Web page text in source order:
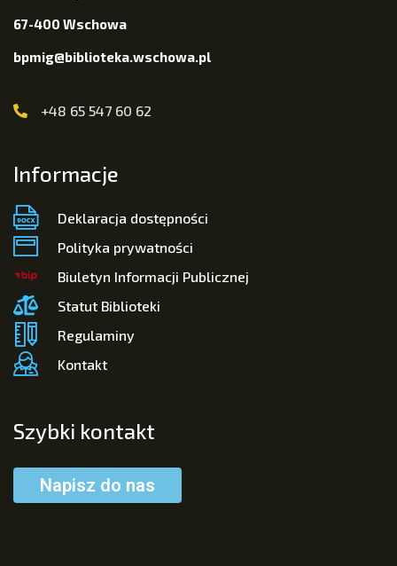
67-400 Wschowa
bpmig@biblioteka.wschowa.pl
+48 65 547 60 62
Informacje
Deklaracja dostępności
Polityka prywatności
Biuletyn Informacji Publicznej
Statut Biblioteki
Regulaminy
Kontakt
Szybki kontakt
Napisz do nas